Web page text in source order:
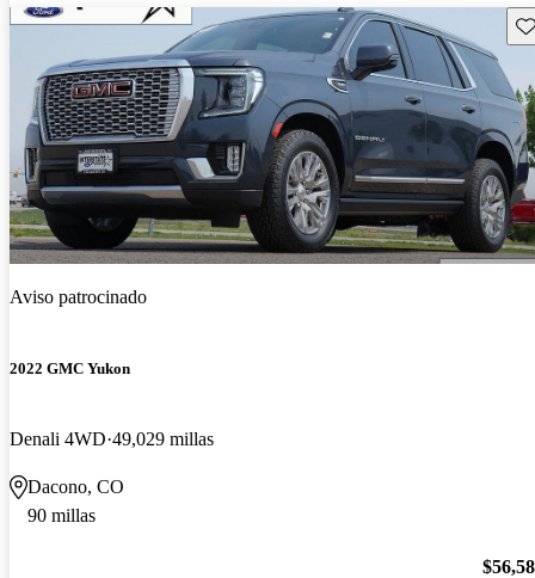
Aviso patrocinado
2022 GMC Yukon
Denali 4WD 49,029 millas
Dacono, CO
90 millas